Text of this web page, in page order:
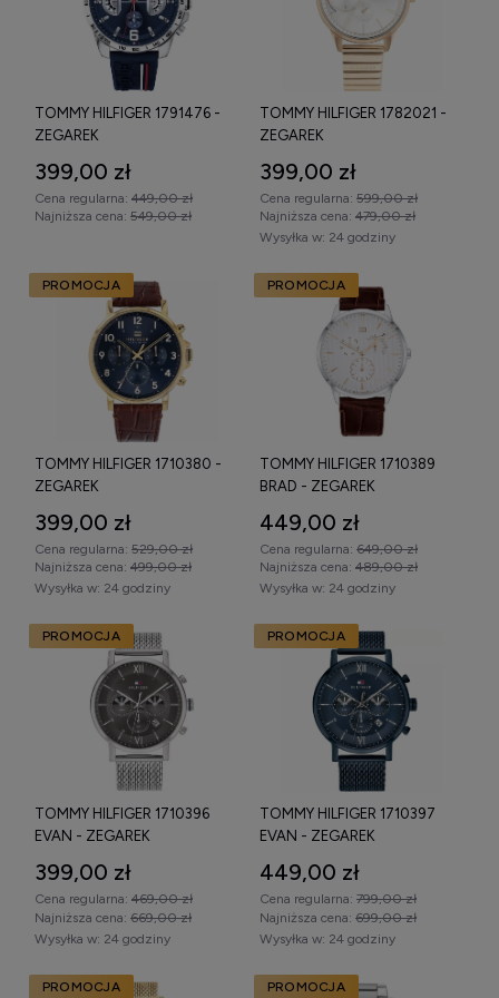
Tommy Hilfiger zegarki na rękę
wyróżniają się także bogatą
paletą kolorystyczną i rozmaitymi rozmiarami kopert, co
ułatwia dopasowanie modelu do indywidualnych preferencji.
TOMMY HILFIGER 1791476 -
ZEGAREK
399,00 zł
Cena regularna: 449,00 zł
Najniższa cena: 549,00 zł
TOMMY HILFIGER 1782021 -
ZEGAREK
399,00 zł
Cena regularna: 599,00 zł
Najniższa cena: 479,00 zł
Wysyłka w: 24 godziny
TOMMY HILFIGER 1710380 -
ZEGAREK
399,00 zł
Cena regularna: 529,00 zł
Najniższa cena: 499,00 zł
Wysyłka w: 24 godziny
PROMOCJA
TOMMY HILFIGER 1710389
BRAD - ZEGAREK
449,00 zł
Cena regularna: 649,00 zł
Najniższa cena: 489,00 zł
Wysyłka w: 24 godziny
PROMOCJA
TOMMY HILFIGER 1710396
EVAN - ZEGAREK
399,00 zł
Cena regularna: 469,00 zł
Najniższa cena: 669,00 zł
Wysyłka w: 24 godziny
PROMOCJA
TOMMY HILFIGER 1710397
EVAN - ZEGAREK
449,00 zł
Cena regularna: 799,00 zł
Najniższa cena: 699,00 zł
Wysyłka w: 24 godziny
PROMOCJA
PROMOCJA PROMOCJA